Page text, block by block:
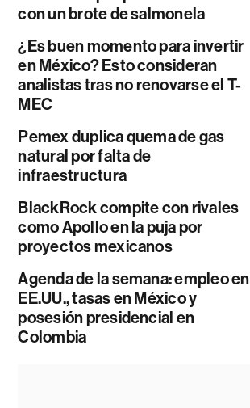
con un brote de salmonela
¿Es buen momento para invertir
en México? Esto consideran
analistas tras no renovarse el T-
MEC
Pemex duplica quema de gas
natural por falta de
infraestructura
BlackRock compite con rivales
como Apollo en la puja por
proyectos mexicanos
Agenda de la semana: empleo en
EE.UU., tasas en México y
posesión presidencial en
Colombia